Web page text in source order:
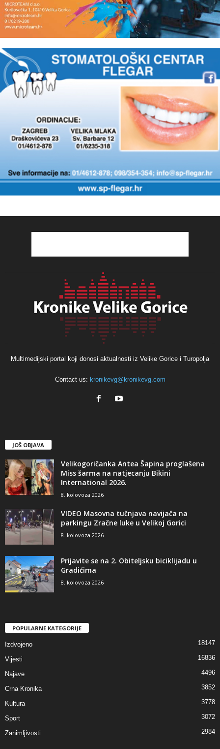
Multimedijski portal koji donosi aktualnosti iz Velike Gorice i Turopolja
Contact us: kronikevg@kronikevg.com
JOŠ OBJAVA
Velikogoričanka Antea Šapina proglašena
Miss šarma na natjecanju Bikini
International 2026.
8. kolovoza 2026
VIDEO Masovna tučnjava navijača na
parkingu Zračne luke u Velikoj Gorici
8. kolovoza 2026
Prijavite se na 2. Obiteljsku biciklijadu u
Gradićima
8. kolovoza 2026
POPULARNE KATEGORIJE
Izdvojeno 18147
Vijesti 16836
Najave 4496
Crna Kronika 3852
Kultura 3778
Sport 3072
Zanimljivosti 2984